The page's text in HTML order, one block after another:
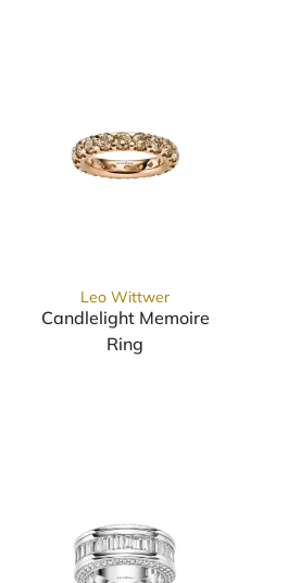
Leo Wittwer
Candlelight Memoire
Ring